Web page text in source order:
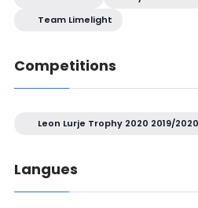
Team Limelight
Competitions
Leon Lurje Trophy 2020 2019/2020
Langues